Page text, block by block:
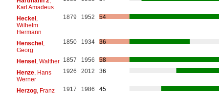
Karl Amadeus
Heckel,
Wilhelm
Hermann
1879 1952 54
Henschel,
Georg
1850 1934 36
Hensel, Walther 1857 1956
58
Henze, Hans
Werner
1926 2012 36
Herzog, Franz 1917 1986
45